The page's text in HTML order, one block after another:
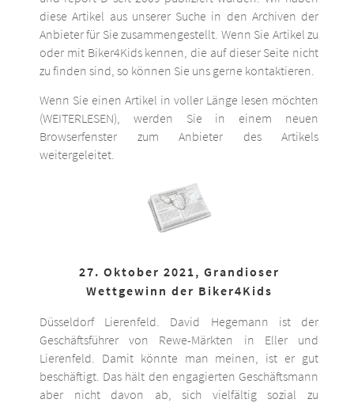
diese Artikel aus unserer Suche in den Archiven der
Anbieter für Sie zusammengestellt. Wenn Sie Artikel zu
oder mit Biker4Kids kennen, die auf dieser Seite nicht
zu finden sind, so können Sie uns gerne kontaktieren.
Wenn Sie einen Artikel in voller Länge lesen möchten
(WEITERLESEN), werden Sie in einem neuen
Browserfenster zum Anbieter des Artikels
weitergeleitet.
27. Oktober 2021, Grandioser
Wettgewinn der Biker4Kids
Düsseldorf Lierenfeld. David Hegemann ist der
Geschäftsführer von Rewe-Märkten in Eller und
Lierenfeld. Damit könnte man meinen, ist er gut
beschäftigt. Das hält den engagierten Geschäftsmann
aber nicht davon ab, sich vielfältig sozial zu